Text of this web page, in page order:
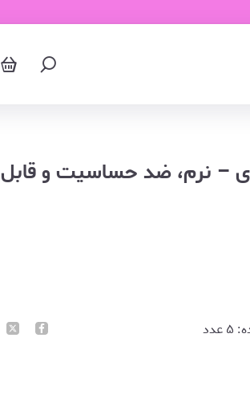
– نرم، ضد حساسیت و قابل
۵عدد